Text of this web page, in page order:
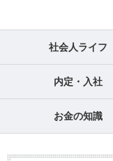
社会人ライフ
内定・入社
お金の知識